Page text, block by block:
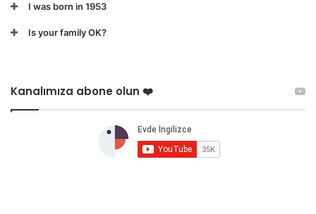
I was born in 1953
Is your family OK?
Kanalımıza abone olun ❤️